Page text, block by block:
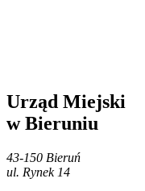
Urząd Miejski
w Bieruniu
43-150 Bieruń
ul. Rynek 14